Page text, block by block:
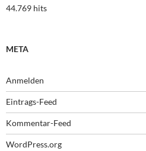
44.769 hits
META
Anmelden
Eintrags-Feed
Kommentar-Feed
WordPress.org